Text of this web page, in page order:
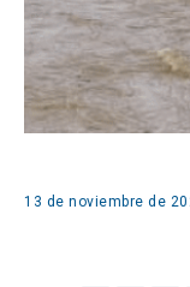
13 de noviembre de